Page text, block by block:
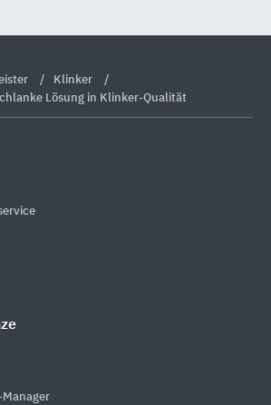
Klinker
Lösung in Klinker-Qualität